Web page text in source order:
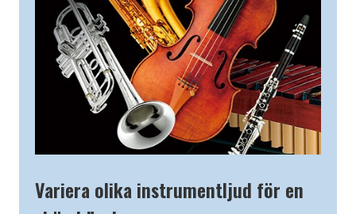
Variera olika instrumentljud för en